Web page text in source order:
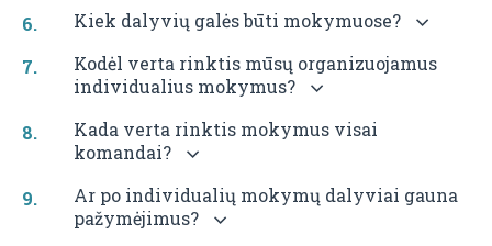
8
Kiek dalyvių galės būti mokymuose?
Kodėl verta rinktis mūsų organizuojamus
individualius mokymus?
Kada verta rinktis mokymus visai
komandai?
Ar po individualių mokymų dalyviai gauna
pažymėjimus?